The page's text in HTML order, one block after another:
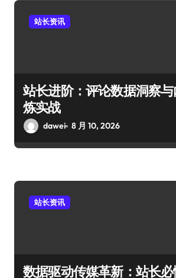
站长资讯
站长进阶：评论数据洞察
炼实战
dawei 8 月 10, 2026
站长资讯
数据驱动传媒革新：站长